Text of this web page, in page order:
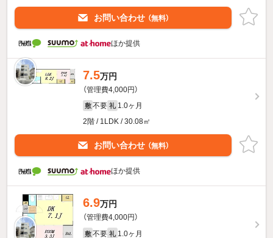
お問い合わせ （無料）
ほか提供
7.5万円
（管理費4,000円）
敷 不要 礼 1.0ヶ月
2階 / 1LDK / 30.08㎡
お問い合わせ （無料）
ほか提供
6.9万円
（管理費4,000円）
敷 不要 礼 1.0ヶ月